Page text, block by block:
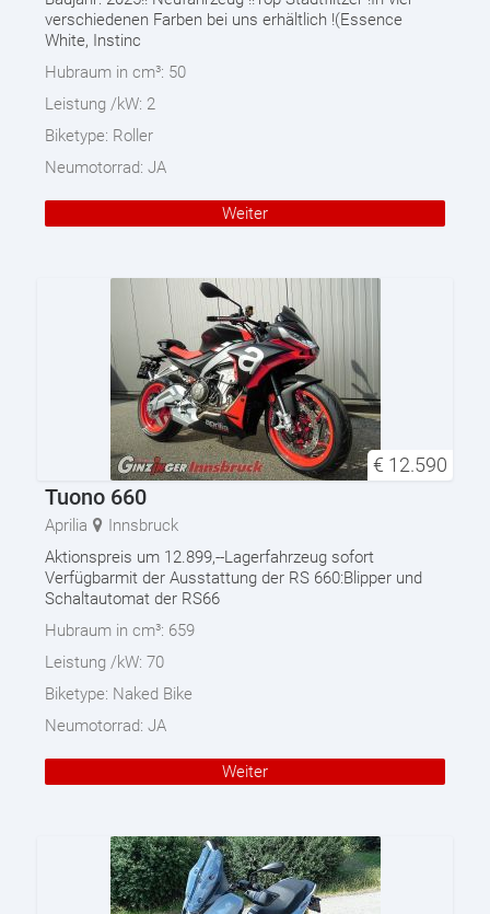
verschiedenen Farben bei uns erhältlich !(Essence
White, Instinc
Hubraum in cm³: 50
Leistung /kW: 2
Biketype: Roller
Neumotorrad: JA
Weiter
€ 12.590
Tuono 660
Aprilia
Innsbruck
Aktionspreis um 12.899,--Lagerfahrzeug sofort
Verfügbarmit der Ausstattung der RS 660:Blipper und
Schaltautomat der RS66
Hubraum in cm³: 659
Leistung /kW: 70
Biketype: Naked Bike
Neumotorrad: JA
Weiter